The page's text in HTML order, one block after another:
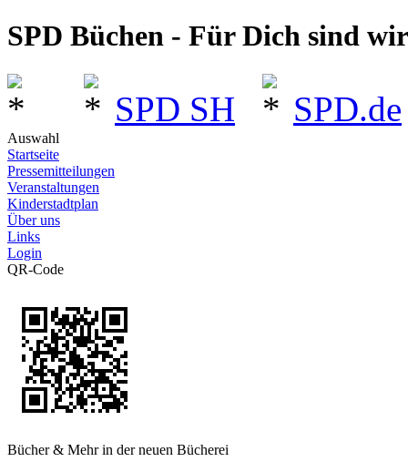
SPD Büchen - Für Dich sind
SPD SH SPD.de
Auswahl
Startseite
Pressemitteilungen
Veranstaltungen
Kinderstadtplan
Über uns
Links
Login
QR-Code
Bücher & Mehr in der neuen Bücherei